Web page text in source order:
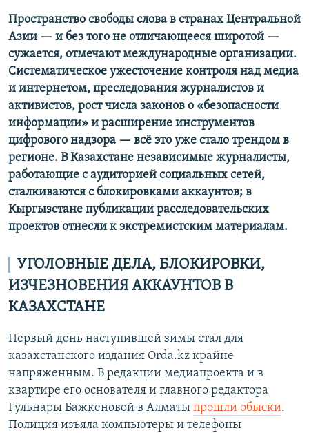
Пространство свободы слова в странах Центральной
Азии — и без того не отличающееся широтой —
сужается, отмечают международные организации.
Систематическое ужесточение контроля над медиа
и интернетом, преследования журналистов и
активистов, рост числа законов о «безопасности
информации» и расширение инструментов
цифрового надзора — всё это уже стало трендом в
регионе. В Казахстане независимые журналисты,
работающие с аудиторией социальных сетей,
сталкиваются с блокировками аккаунтов; в
Кыргызстане публикации расследовательских
проектов отнесли к экстремистским материалам.
УГОЛОВНЫЕ ДЕЛА, БЛОКИРОВКИ,
ИЗЧЕЗНОВЕНИЯ АККАУНТОВ В
КАЗАХСТАНЕ
Первый день наступившей зимы стал для
казахстанского издания Orda.kz крайне
напряженным. В редакции медиапроекта и в
квартире его основателя и главного редактора
Гульнары Бажкеновой в Алматы прошли обыски.
Полиция изъяла компьютеры и телефоны